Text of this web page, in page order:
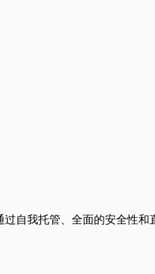
自我托管、全面的安全性和